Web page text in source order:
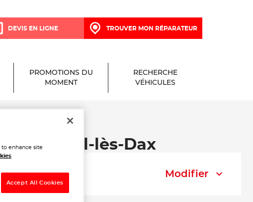
DEVIS EN LIGNE TROUVER MON RÉPARATEUR
PROMOTIONS DU
MOMENT
RECHERCHE
VÉHICULES
Paul-lès-Dax
Modifier
to enhance site
Accept All Cookies